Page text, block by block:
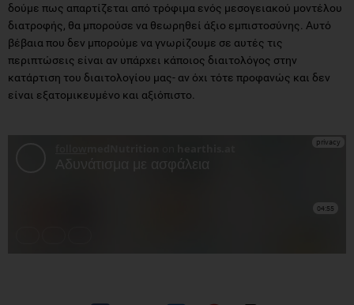
δούμε πως απαρτίζεται από τρόφιμα ενός μεσογειακού μοντέλου
διατροφής, θα μπορούσε να θεωρηθεί άξιο εμπιστοσύνης. Αυτό
βέβαια που δεν μπορούμε να γνωρίζουμε σε αυτές τις
περιπτώσεις είναι αν υπάρχει κάποιος διαιτολόγος στην
κατάρτιση του διαιτολογίου μας- αν όχι τότε προφανώς και δεν
είναι εξατομικευμένο και αξιόπιστο.